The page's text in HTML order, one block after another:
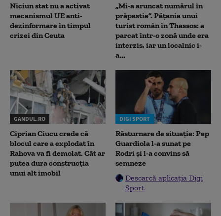
Niciun stat nu a activat
mecanismul UE anti-
dezinformare în timpul
crizei din Ceuta
„Mi-a aruncat numărul în
prăpastie”. Pățania unui
turist român în Thassos: a
parcat într-o zonă unde era
interzis, iar un localnic i-
a...
GANDUL.RO
Ciprian Ciucu crede că
blocul care a explodat în
Rahova va fi demolat. Cât ar
putea dura construcția
unui alt imobil
DIGI SPORT
Răsturnare de situație: Pep
Guardiola l-a sunat pe
Rodri și l-a convins să
semneze
Descarcă aplicația Digi
Sport